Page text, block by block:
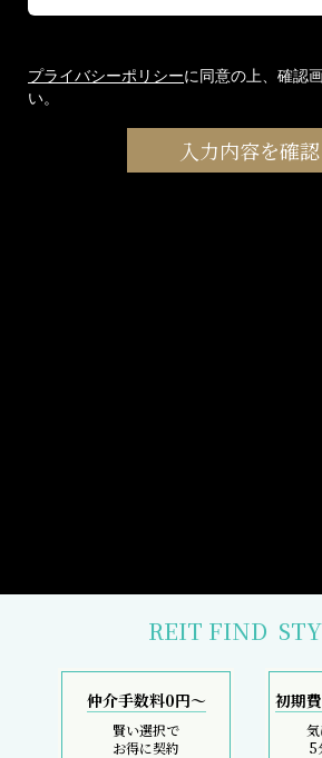
プライバシーポリシーに同意の上、確認
い。
REIT FIND
仲介手数料0円～
賢い選択で
お得に契約
初期
5